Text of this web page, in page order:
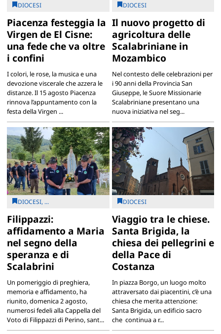
DIOCESI
Piacenza festeggia la
Virgen de El Cisne:
una fede che va oltre
i confini
I colori, le rose, la musica e una
devozione viscerale che azzera le
distanze. Il 15 agosto Piacenza
rinnova l’appuntamento con la
festa della Virgen ...
DIOCESI
Il nuovo progetto di
agricoltura delle
Scalabriniane in
Mozambico
Nel contesto delle celebrazioni per
i 90 anni della Provincia San
Giuseppe, le Suore Missionarie
Scalabriniane presentano una
nuova iniziativa nel seg...
DIOCESI, ...
Filippazzi:
affidamento a Maria
nel segno della
speranza e di
Scalabrini
Un pomeriggio di preghiera,
memoria e affidamento, ha
riunito, domenica 2 agosto,
numerosi fedeli alla Cappella del
Voto di Filippazzi di Perino, sant...
DIOCESI
Viaggio tra le chiese.
Santa Brigida, la
chiesa dei pellegrini e
della Pace di
Costanza
In piazza Borgo, un luogo molto
attraversato dai piacentini, c’è una
chiesa che merita attenzione:
Santa Brigida, un edificio sacro
che continua a r...